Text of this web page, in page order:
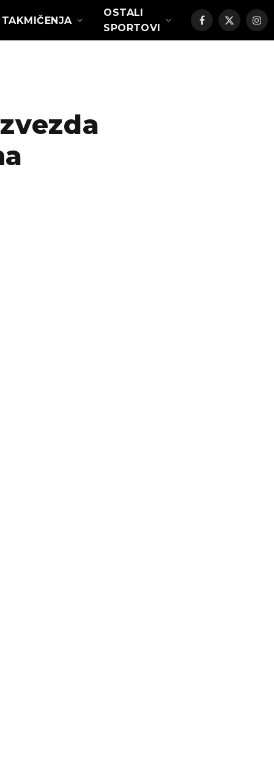
TAKMIČENJA
OSTALI
SPORTOVI
Facebook
X
(Twitter)